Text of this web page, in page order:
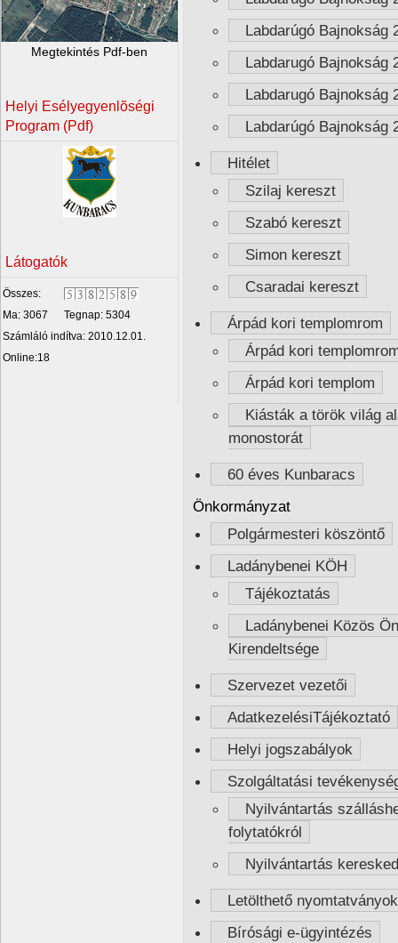
Megtekintés Pdf-ben
Helyi Esélyegyenlõségi
Program (Pdf)
Látogatók
Összes:
Ma: 3067
Tegnap: 5304
Számláló indítva: 2010.12.01.
Online:18
Labdarúgó Bajnokság
Labdarugó Bajnokság
Labdarugó Bajnokság
Labdarúgó Bajnokság
Hitélet
Szilaj kereszt
Szabó kereszt
Simon kereszt
Csaradai kereszt
Árpád kori templomrom
Árpád kori
Árpád kori templom
Kiásták a török világ
monostorát
60 éves Kunbaracs
Önkormányzat
Polgármesteri köszöntő
Ladánybenei KÖH
Tájékoztatás
Ladánybenei Közös
Kirendeltsége
Szervezet vezetői
AdatkezelésiTájékoztató
Helyi jogszabályok
Szolgáltatási
Nyilvántartás
folytatókról
Nyilvántartás
Letölthető nyomtatványok
Bírósági e-ügyintézés